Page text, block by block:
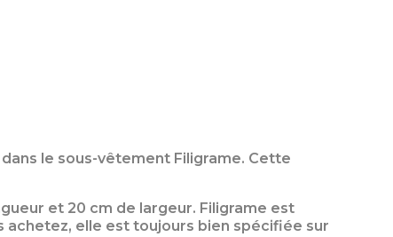
le sous-vêtement Filigrame. Cette
et 20 cm de largeur. Filigrame est
elle est toujours bien spécifiée sur